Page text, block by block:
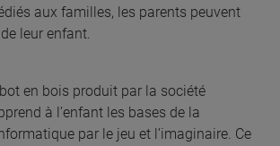
aux familles, les parents peuvent
leur enfant.
en bois produit par la société
à l’enfant les bases de la
par le jeu et l’imaginaire. Ce